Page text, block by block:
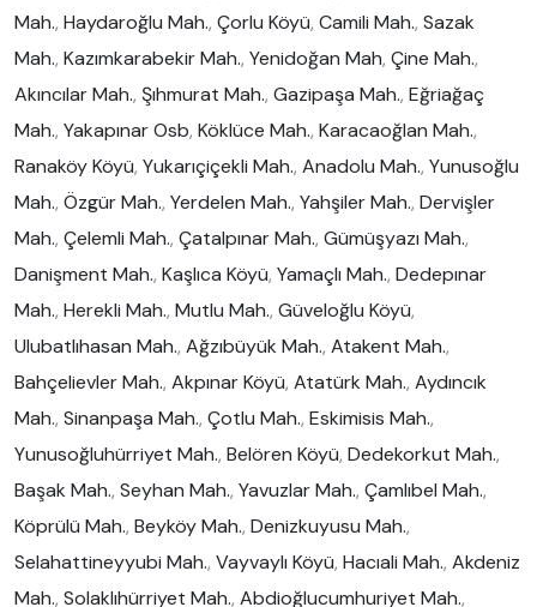
Mah., Haydaroğlu Mah., Çorlu Köyü, Camili Mah., Sazak
Mah., Kazımkarabekir Mah., Yenidoğan Mah, Çine Mah.,
Akıncılar Mah., Şıhmurat Mah., Gazipaşa Mah., Eğriağaç
Mah., Yakapınar Osb, Köklüce Mah., Karacaoğlan Mah.,
Ranaköy Köyü, Yukarıçiçekli Mah., Anadolu Mah., Yunusoğlu
Mah., Özgür Mah., Yerdelen Mah., Yahşiler Mah., Dervişler
Mah., Çelemli Mah., Çatalpınar Mah., Gümüşyazı Mah.,
Danişment Mah., Kaşlıca Köyü, Yamaçlı Mah., Dedepınar
Mah., Herekli Mah., Mutlu Mah., Güveloğlu Köyü,
Ulubatlıhasan Mah., Ağzıbüyük Mah., Atakent Mah.,
Bahçelievler Mah., Akpınar Köyü, Atatürk Mah., Aydıncık
Mah., Sinanpaşa Mah., Çotlu Mah., Eskimisis Mah.,
Yunusoğluhürriyet Mah., Belören Köyü, Dedekorkut Mah.,
Başak Mah., Seyhan Mah., Yavuzlar Mah., Çamlıbel Mah.,
Köprülü Mah., Beyköy Mah., Denizkuyusu Mah.,
Selahattineyyubi Mah., Vayvaylı Köyü, Hacıali Mah., Akdeniz
Mah., Solaklıhürriyet Mah., Abdioğlucumhuriyet Mah.,